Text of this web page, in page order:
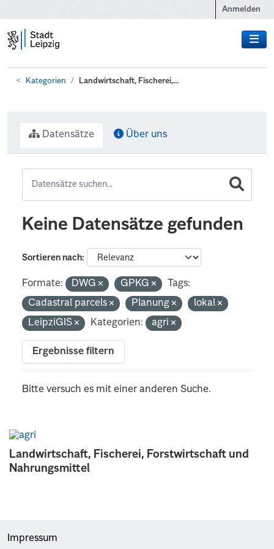
Anmelden
Kategorien Landwirtschaft, Fischerei,...
Landwirtschaft, Fischerei, Forstwirtschaft und
Nahrungsmittel
Datensätze Über uns
Keine Datensätze gefunden
Sortieren nach
Formate: DWG GPKG
Tags:
Cadastral parcels
Planung
lokal
LeipziGIS
Kategorien: agri
Ergebnisse filtern
Bitte versuch es mit einer anderen Suche.
Impressum